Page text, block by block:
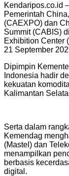
Kendaripos.co.id
Pemerintah
(CAEXPO) dan
Summit (CABIS)
Exhibition Center
21 September
Dipimpin
Indonesia hadir
kekuatan
Kalimantan
Serta dalam
Kemendag
(Mastel) dan
menampilkan
berbasis
digital.